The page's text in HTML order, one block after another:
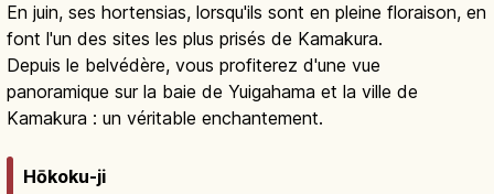
En juin, ses hortensias, lorsqu'ils sont en pleine floraison, en
font l'un des sites les plus prisés de Kamakura.
Depuis le belvédère, vous profiterez d'une vue
panoramique sur la baie de Yuigahama et la ville de
Kamakura : un véritable enchantement.
Hōkoku-ji